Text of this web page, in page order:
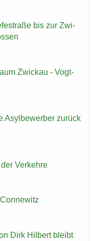
bis zur Zwi­
Zwi­ckau - Vogt­
Asyl­be­wer­ber zu­rück
Ver­keh­re
Dirk Hil­bert bleibt